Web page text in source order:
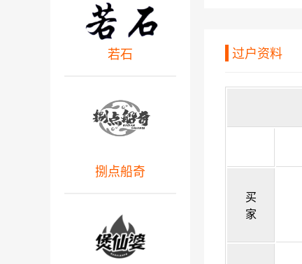
过户资料
买
家
若石
捌点船奇